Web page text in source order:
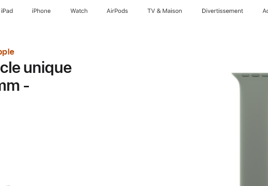
iPad iPhone Watch AirPods TV & Maison Divertissements
unique
-